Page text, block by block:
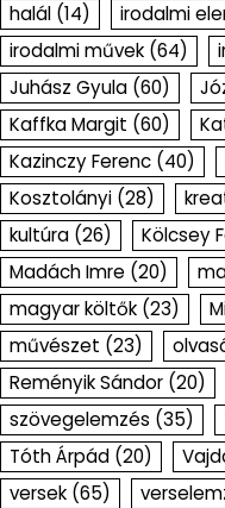
halál (14) irodalmi
irodalmi művek (64)
Juhász Gyula (60)
Kaffka Margit (60)
Kazinczy Ferenc (40)
Kosztolányi (28)
kultúra (26) Kölcsey
Madách Imre (20)
magyar költők (23)
művészet (23)
Reményik Sándor (20)
szövegelemzés (35)
Tóth Árpád (20)
versek (65)